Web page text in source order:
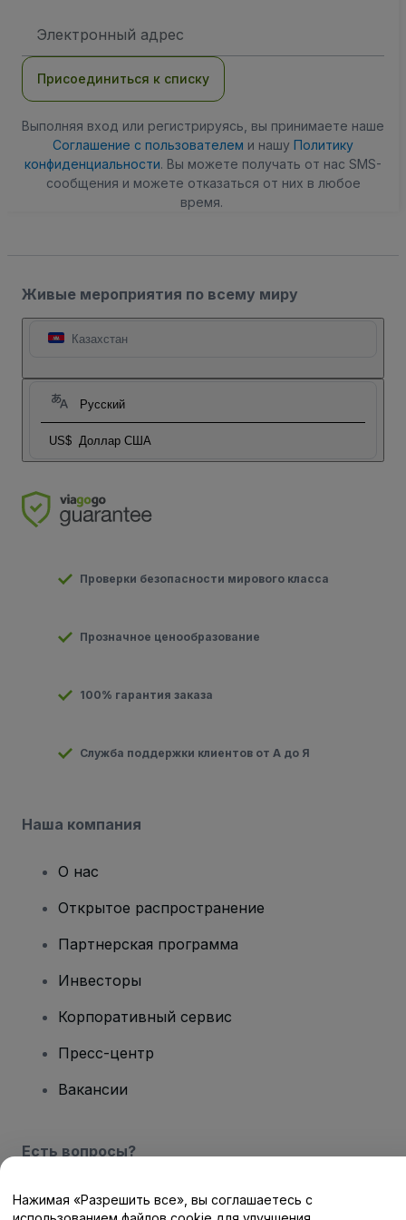
электронной
Присоединиться к списку
Выполняя вход или регистрируясь, вы принимаете наше
Соглашение с пользователем и нашу Политику
конфиденциальности. Вы можете получать от нас SMS-
сообщения и можете отказаться от них в любое
время.
Живые мероприятия по всему миру
Казахстан
Русский
US$ Доллар США
Проверки безопасности мирового класса
Прозначное ценообразование
100% гарантия заказа
Служба поддержки клиентов от А до Я
Наша компания
О нас
Открытое распространение
Партнерская программа
Инвесторы
Корпоративный сервис
Пресс-центр
Вакансии
Есть вопросы?
Центр помощи / Свяжитесь с нами
Нажимая «Разрешить все», вы соглашаетесь с